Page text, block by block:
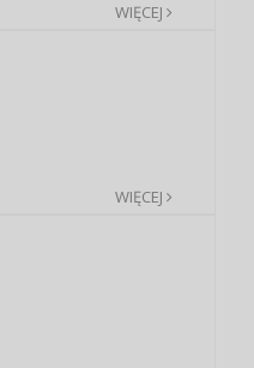
WIĘCEJ
WIĘCEJ